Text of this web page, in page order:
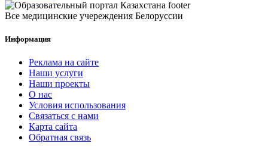
Все медицинские учереждения Белоруссии
Информация
Реклама на сайте
Наши услуги
Наши проекты
О нас
Условия использования
Связаться с нами
Карта сайта
Обратная связь